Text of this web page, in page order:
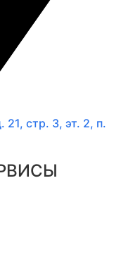
21, стр. 3, эт. 2, п.